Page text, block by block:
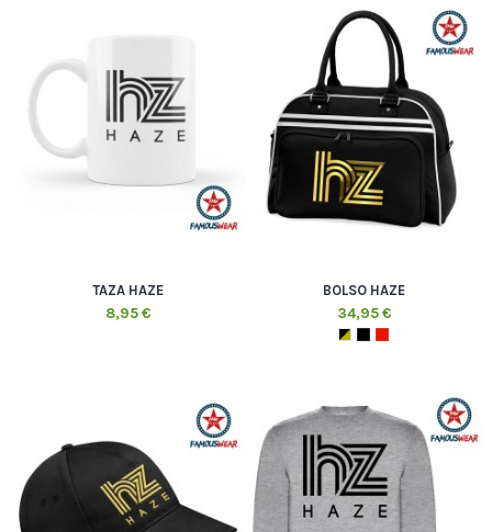
TAZA HAZE
8,95 €
BOLSO HAZE
34,95 €